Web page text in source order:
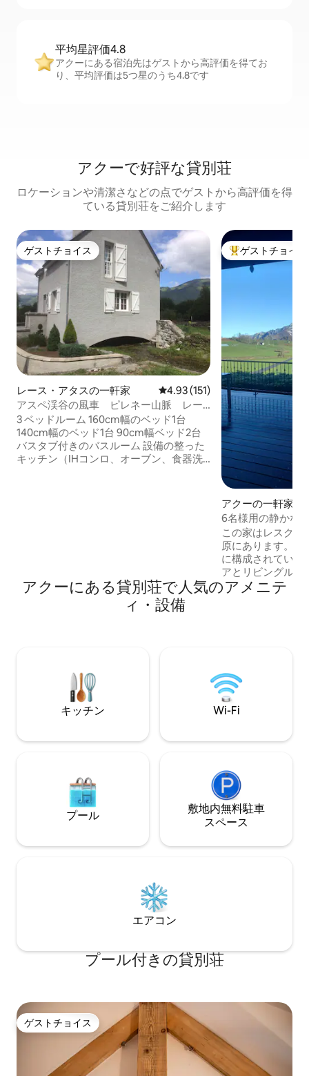
平均星評価4.8
アクーにある宿泊先はゲストから高評価を得てお
り、平均評価は5つ星のうち4.8です
アクーで好評な貸別荘
ロケーションや清潔さなどの点でゲストから高評価を得
ている貸別荘をご紹介します
ゲストチョイス
ゲストチョイス
レース・アタスの一軒家 レビュー151件、5つ星中4.93つ
4.93 (151)
アスペ渓谷の風車 ピレネー山脈 レー
ザス・アタス
3 ベッドルーム 160cm幅のベッド1台
140cm幅のベッド1台 90cm幅ベッド2台
バスタブ付きのバスルーム 設備の整った
キッチン（IHコンロ、オーブン、食器洗
マルタン 丸太は料金に含まれています 十
分に断熱された住居。 オーナーは現地に
大好評のゲスト
ゲストチョイス
アクーの一軒家
6名様用の静かな
この家はレスクン
原にあります。 6
に構成されています。 - ダイニ
アとリビングルー
おり、テラスには
リルが備えられ
140cmのベッドが
タブ付きのバスル
アクーにある貸別荘で人気のアメニテ
ィ・設備
キッチン Wi-Fi
プール
敷地内無料駐⁠車
ス⁠ペ⁠ー⁠ス
エアコン
プール付きの貸別荘
ゲストチョイス
ゲストチョイス